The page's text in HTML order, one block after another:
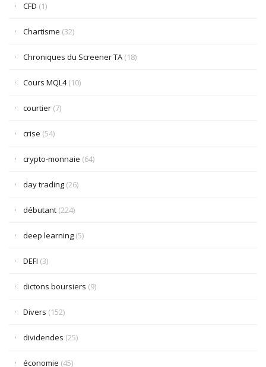
CFD (1)
Chartisme (32)
Chroniques du Screener TA (18)
Cours MQL4(10)
courtier (7)
crise (54)
crypto-monnaie (64)
day trading (26)
débutant (224)
deep learning (5)
DEFI (3)
dictons boursiers (9)
Divers (152)
dividendes (25)
économie (45)